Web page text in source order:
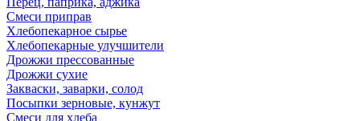
Смеси приправ
Хлебопекарное сырье
Хлебопекарные улучшители
Дрожжи прессованные
Дрожжи сухие
Закваски, заварки, солод
Посыпки зерновые, кунжут
Смеси для хлеба